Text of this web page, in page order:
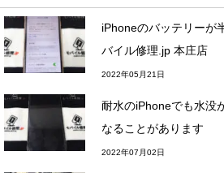
iPhoneのバッテリーが
バイル修理.jp 本庄店
2022年05月21日
耐水のiPhoneでも水没
なることがあります
2022年07月02日